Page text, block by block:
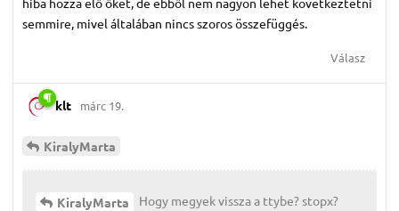
semmire, mivel általában nincs szoros összefüggés.
Válasz
klt márc 19.
KiralyMarta
KiralyMarta Hogy megyek vissza a ttybe? stopx?